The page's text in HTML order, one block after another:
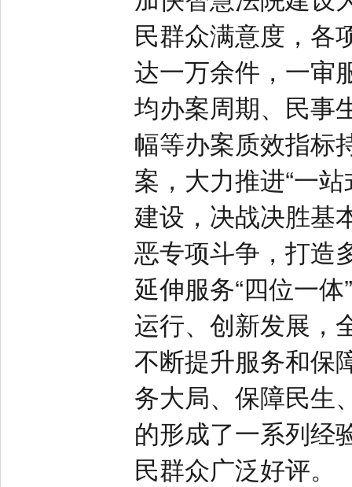
民群众满意度，各
达一万余件，一审
均办案周期、民事
幅等办案质效指标
案，大力推进“一
建设，决战决胜基
恶专项斗争，打造
延伸服务“四位一
运行、创新发展，
不断提升服务和保
务大局、保障民生
的形成了一系列经
民群众广泛好评。